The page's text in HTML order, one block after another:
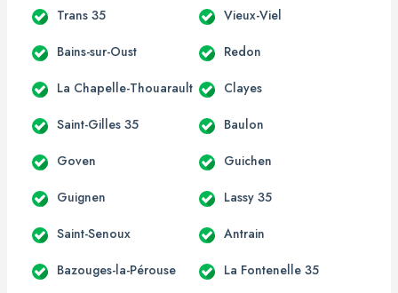
Trans 35 Vieux-Viel
Bains-sur-Oust Redon
La Chapelle-Thouarault Clayes
Saint-Gilles 35 Baulon
Goven Guichen
Guignen Lassy 35
Saint-Senoux Antrain
Bazouges-la-Pérouse La Fontenelle 35